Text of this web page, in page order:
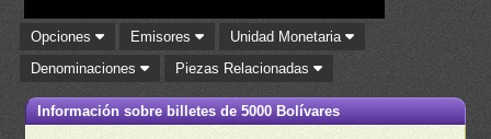
Opciones Emisores
Unidad Monetaria
Denominaciones
Piezas Relacionadas
Información sobre billetes de 5000 Bolívares